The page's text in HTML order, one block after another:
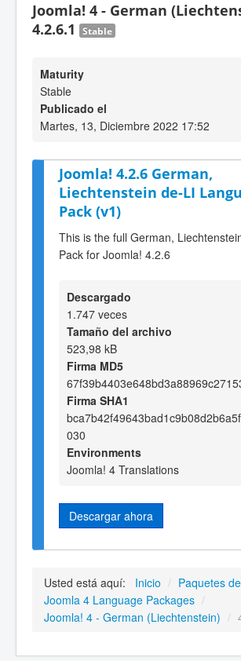
Joomla! 4 - German
4.2.6.1
Stable
Maturity
Stable
Publicado el
Martes, 13, Diciembre 2022 17:52
Joomla! 4.2.6 German,
Liechtenstein de-LI
Pack (v1)
This is the full German,
Pack for Joomla! 4.2.6
Descargado
1.747 veces
Tamaño del archivo
523,98 kB
Firma MD5
Firma SHA1
030
Environments
Joomla! 4 Translations
Descargar ahora
Usted está aquí: Inicio / Paquetes
Joomla 4 Language Packages /
Joomla! 4 - German (Liechtenstein) /